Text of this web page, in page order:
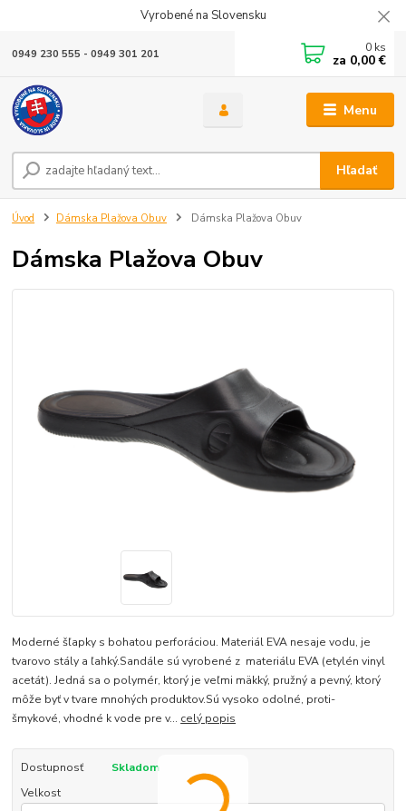
Vyrobené na Slovensku
Menu
Hľadať
0949 230 555 - 0949 301 201 0 ks
za 0,00 €
Úvod Dámska Plažova Obuv Dámska Plažova Obuv
Dámska Plažova Obuv
Moderné šľapky s bohatou perforáciou. Materiál EVA nesaje vodu, je
tvarovo stály a ľahký.Sandále sú vyrobené z materiálu EVA (etylén vinyl
acetát). Jedná sa o polymér, ktorý je veľmi mäkký, pružný a pevný, ktorý
môže byť v tvare mnohých produktov.Sú vysoko odolné, proti-
šmykové, vhodné k vode pre v... celý popis
Dostupnosť
Skladom
Velkost